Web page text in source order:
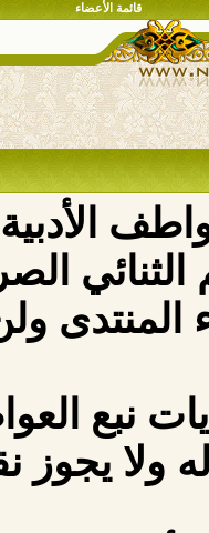
قائمة الأعضاء
نبع
ولا يجوز